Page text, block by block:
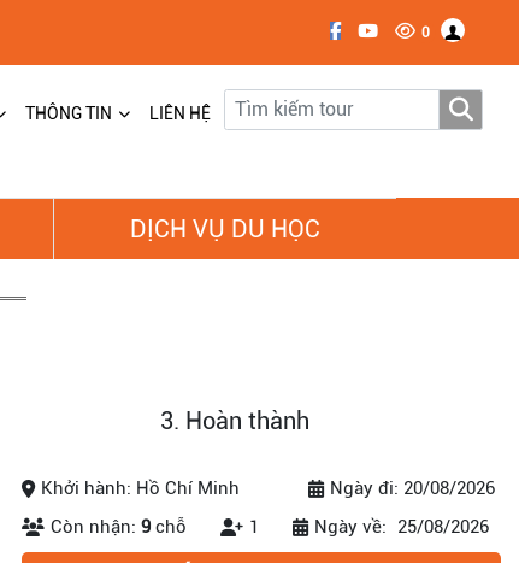
0
THÔNG TIN LIÊN HỆ
DỊCH VỤ DU HỌC
3. Hoàn thành
Khởi hành: Hồ Chí Minh
Ngày đi: 20/08/2026
Còn nhận: 9 chỗ
Số lượng khách
1 Ngày về: 25/08/2026